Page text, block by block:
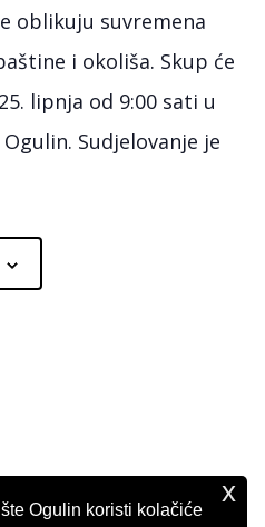
oblikuju suvremena
i okoliša. Skup će
lipnja od 9:00 sati u
Sudjelovanje je
Ogulin koristi kolačiće
x